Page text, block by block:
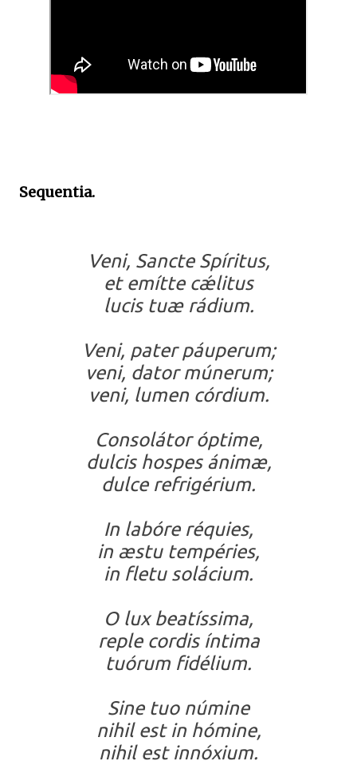
Sequentia.
Veni, Sancte Spíritus,
et emítte cǽlitus
lucis tuæ rádium.
Veni, pater páuperum;
veni, dator múnerum;
veni, lumen córdium.
Consolátor óptime,
dulcis hospes ánimæ,
dulce refrigérium.
In labóre réquies,
in æstu tempéries,
in fletu solácium.
O lux beatíssima,
reple cordis íntima
tuórum fidélium.
Sine tuo númine
nihil est in hómine,
nihil est innóxium.